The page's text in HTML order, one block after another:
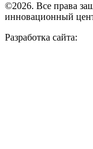
©2026. Все права
инновационный
Разработка сайта: